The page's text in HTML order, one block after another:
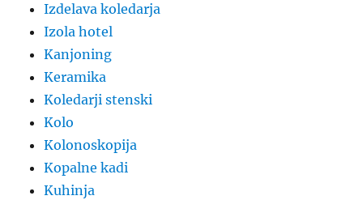
Izdelava koledarja
Izola hotel
Kanjoning
Keramika
Koledarji stenski
Kolo
Kolonoskopija
Kopalne kadi
Kuhinja